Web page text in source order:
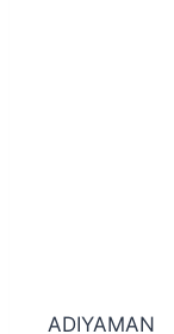
ADIYAMAN